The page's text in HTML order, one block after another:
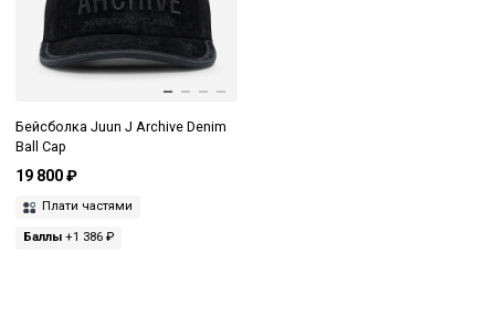
Бейсболка Juun J Archive Denim
Ball Cap
19 800 ₽
Плати частями
Баллы +1 386 ₽